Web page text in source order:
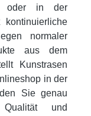
oder in der
kontinuierliche
normaler
aus dem
Kunstrasen
in der
Sie genau
und